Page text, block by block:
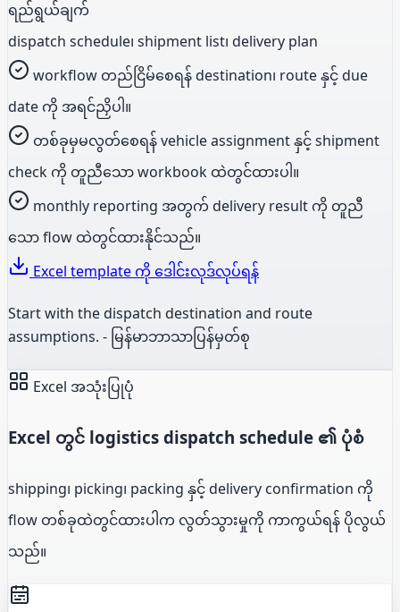
ရည်ရွယ်ချက်
dispatch schedule၊ shipment list၊ delivery plan
workflow တည်ငြိမ်စေရန် destination၊ route နှင့် due
date ကို အရင်ညှိပါ။
တစ်ခုမှမလွတ်စေရန် vehicle assignment နှင့် shipment
check ကို တူညီသော workbook ထဲတွင်ထားပါ။
monthly reporting အတွက် delivery result ကို တူညီ
သော flow ထဲတွင်ထားနိုင်သည်။
Excel template ကို ဒေါင်းလုဒ်လုပ်ရန်
Start with the dispatch destination and route
assumptions. - မြန်မာဘာသာပြန်မှတ်စု
Excel အသုံးပြုပုံ
Excel တွင် logistics dispatch schedule ၏ ပုံစံ
shipping၊ picking၊ packing နှင့် delivery confirmation ကို
flow တစ်ခုထဲတွင်ထားပါက လွတ်သွားမှုကို ကာကွယ်ရန် ပိုလွယ်
သည်။